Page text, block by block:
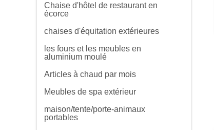
Chaise d'hôtel de restaurant en
écorce
chaises d'équitation extérieures
les fours et les meubles en
aluminium moulé
Articles à chaud par mois
Meubles de spa extérieur
maison/tente/porte-animaux
portables